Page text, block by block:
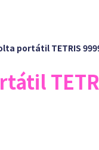
portátil TETRIS